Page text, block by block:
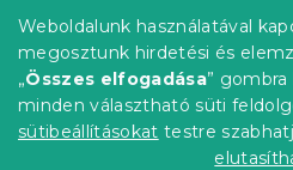
Weboldalunk használatával
megosztunk hirdetési és
„Összes elfogadása”
minden választható süti
sütibeállításokat testre
2 044 Ft